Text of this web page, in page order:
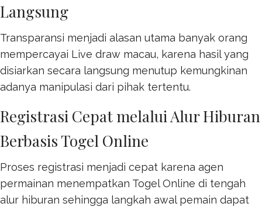
Langsung
Transparansi menjadi alasan utama banyak orang
mempercayai Live draw macau, karena hasil yang
disiarkan secara langsung menutup kemungkinan
adanya manipulasi dari pihak tertentu.
Registrasi Cepat melalui Alur Hiburan
Berbasis Togel Online
Proses registrasi menjadi cepat karena agen
permainan menempatkan Togel Online di tengah
alur hiburan sehingga langkah awal pemain dapat